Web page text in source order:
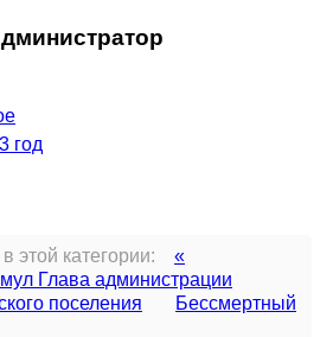
год
этой категории:
«
Глава администрации
поселения
Бессмертный